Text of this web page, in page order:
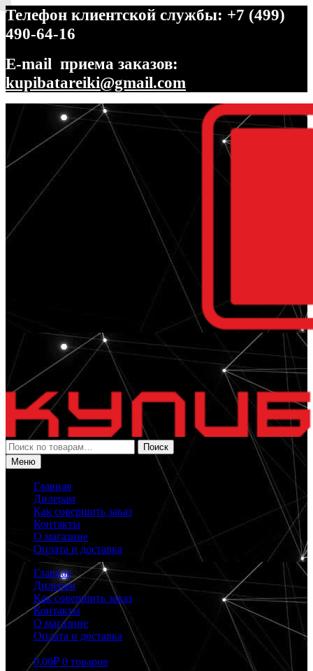
Телефон клиентской службы: +7 (499)
490-64-16
E-mail приема заказов:
kupibatareiki@gmail.com
Перейти
навигации
Перейти
содержимому
Искать:
Поиск
Меню
Главная
Дилерам
Как совершить заказ
Контакты
О магазине
Оплата и доставка
Главная
Дилерам
Как совершить заказ
Контакты
О магазине
Оплата и доставка
0.00₽ 0 товаров